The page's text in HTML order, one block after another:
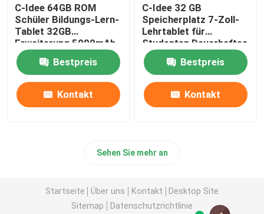
C-Idee 64GB ROM
Schüler Bildungs-Lern-
Tablet 32GB
Erweiterung 5000mAh
CM78 Blau
Bestpreis
Kontakt
C-Idee 32 GB
Speicherplatz 7-Zoll-
Lehrtablet für
Studenten Dauerhaftes
Gehäuse
Elternkontrolle CM78-
Pink
Bestpreis
Kontakt
Sehen Sie mehr an
Startseite Über uns Kontakt
Desktop Site
Sitemap
Datenschutzrichtlinie